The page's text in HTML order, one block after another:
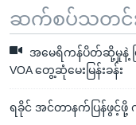
ဆက်စပ်သတင်းမ
အမေရိကန်ပိတ်ဆို့မှုနဲ့ မ
VOA တွေ့ဆုံမေးမြန်းခန်း
ရခိုင် အင်တာနက်ပြန်ဖွင့်ဖို့